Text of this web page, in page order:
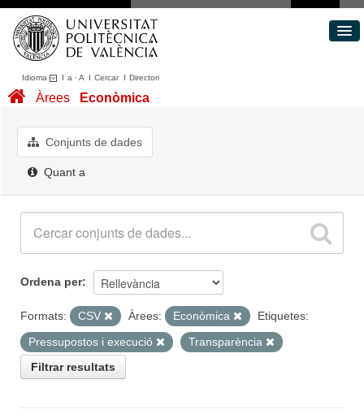
Idioma I a ·A I CercarI Directori
Conjunts de dades
Quant a
Àrees Econòmica
Conjunts de dades
Quant a
Ordena per
Formats: CSV Àrees: Econòmica
Etiquetes:
Pressupostos i execució
Transparència
Filtrar resultats